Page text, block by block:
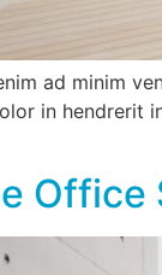
ad minim
in hendrerit
Office